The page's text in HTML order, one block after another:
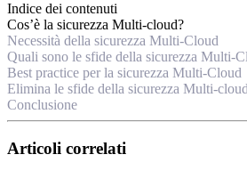
Indice dei contenuti
Cos’è la sicurezza Multi-cloud?
Necessità della sicurezza Multi-Cloud
Quali sono le sfide della sicurezza Multi-
Best practice per la sicurezza Multi-Cloud
Elimina le sfide della sicurezza Multi-
Conclusione
Articoli correlati